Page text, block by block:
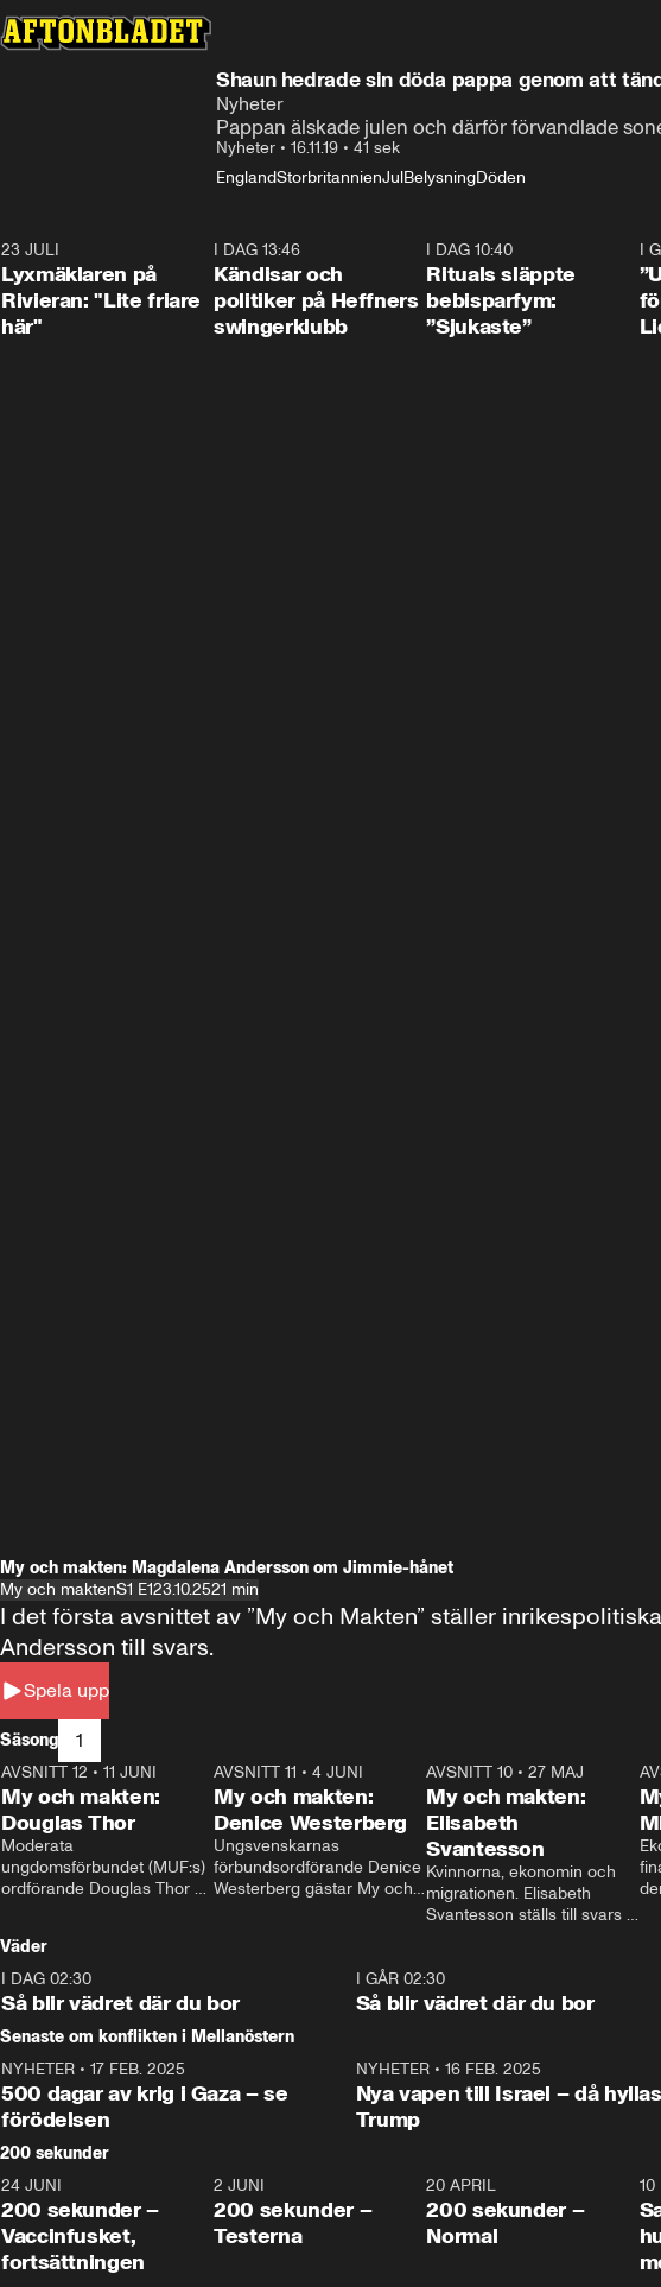
Shaun hedrade sin döda pappa genom att
Nyheter
Pappan älskade julen och därför förvandlade
Nyheter • 16.11.19 • 41 sek
EnglandStorbritannienJulBelysningDöden
23 JULI
Lyxmäklaren på
Rivieran: "Lite friare
här"
I DAG 13:46
Kändisar och
politiker på Heffners
swingerklubb
I DAG 10:40
Rituals släppte
bebisparfym:
”Sjukaste”
I
My och makten: Magdalena Andersson om Jimmie-hånet
My och maktenS1 E123.10.2521 min
Spela upp
I det första avsnittet av ”My och Makten” ställer
Andersson till svars.
Säsong 1
26:27
AVSNITT 12 • 11 JUNI
My och makten:
Douglas Thor
Moderata
ungdomsförbundet (MUF:s)
ordförande Douglas Thor
tonårsutvisningarna och hur
Moderaterna ska locka
väljare till valet i höst.
23:40
AVSNITT 11 •4 JUNI
My och makten:
Denice Westerberg
Ungsvenskarnas
förbundsordförande Denice
Westerberg gästar My och
AVSNITT 10 •27 MAJ
My och makten:
Elisabeth
Svantesson
Kvinnorna, ekonomin och
migrationen. Elisabeth
Svantesson ställs till svars
Väder
I DAG 02:30
Så blir vädret där du bor
I GÅR 02:30
Så blir vädret där du bor
Senaste om konflikten i Mellanöstern
NYHETER • 17 FEB. 2025
500 dagar av krig i Gaza – se
förödelsen
NYHETER• 16 FEB. 2025
Nya vapen till Israel – då hyllas
Trump
200 sekunder
5:00
24 JUNI
200 sekunder –
Vaccinfusket,
fortsättningen
4:23
2 JUNI
200 sekunder –
Testerna
20 APRIL
200 sekunder –
Normal
10